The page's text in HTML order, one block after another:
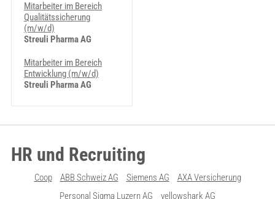
Mitarbeiter im Bereich
Qualitätssicherung
(m/w/d)
Streuli Pharma AG
Mitarbeiter im Bereich
Entwicklung (m/w/d)
Streuli Pharma AG
HR und Recruiting
Coop ABB Schweiz AG Siemens AG
AXA Versicherung
Personal Sigma Luzern AG
yellowshark AG